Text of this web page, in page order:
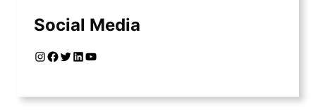
Social Media
InstagramFacebook Twitter LinkedIn YouTube